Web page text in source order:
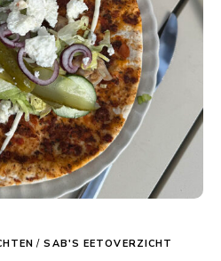
/ SAB'S EETOVERZICHT